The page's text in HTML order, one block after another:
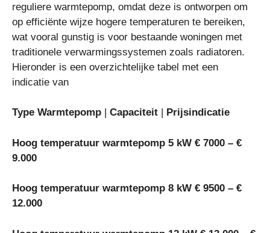
reguliere warmtepomp, omdat deze is ontworpen om
op efficiënte wijze hogere temperaturen te bereiken,
wat vooral gunstig is voor bestaande woningen met
traditionele verwarmingssystemen zoals radiatoren.
Hieronder is een overzichtelijke tabel met een
indicatie van
Type Warmtepomp Capaciteit Prijsindicatie
Hoog temperatuur warmtepomp 5 kW € 7000 – €
9.000
Hoog temperatuur warmtepomp 8 kW € 9500 – €
12.000